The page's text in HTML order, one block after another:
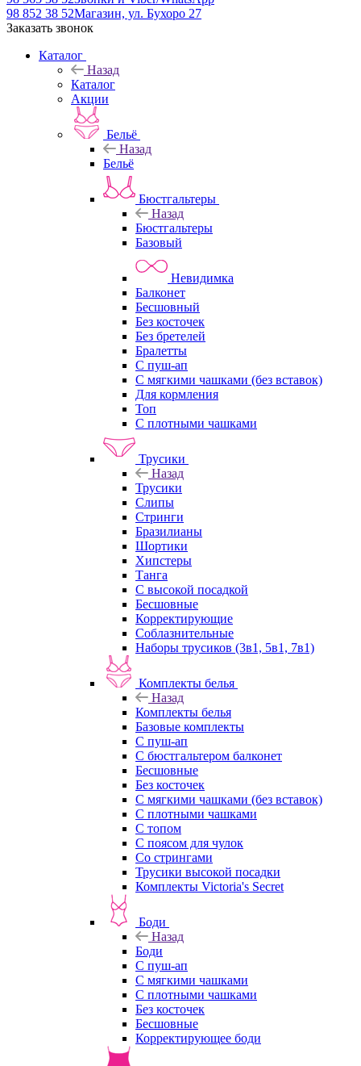
98 852 38 52Магазин, ул. Бухоро 27
Заказать звонок
Каталог
Назад
Каталог
Акции
Бельё
Назад
Бельё
Бюстгальтеры
Назад
Бюстгальтеры
Базовый
Невидимка
Балконет
Бесшовный
Без косточек
Без бретелей
Бралетты
С пуш-ап
С мягкими чашками (без вставок)
Для кормления
Топ
С плотными чашками
Трусики
Назад
Трусики
Слипы
Стринги
Бразилианы
Шортики
Хипстеры
Танга
С высокой посадкой
Бесшовные
Корректирующие
Соблазнительные
Наборы трусиков (3в1, 5в1, 7в1)
Комплекты белья
Назад
Комплекты белья
Базовые комплекты
С пуш-ап
С бюстгальтером балконет
Бесшовные
Без косточек
С мягкими чашками (без вставок)
С плотными чашками
С топом
С поясом для чулок
Со стрингами
Трусики высокой посадки
Комплекты Victoria's Secret
Боди
Назад
Боди
С пуш-ап
С мягкими чашками
С плотными чашками
Без косточек
Бесшовные
Корректирующее боди